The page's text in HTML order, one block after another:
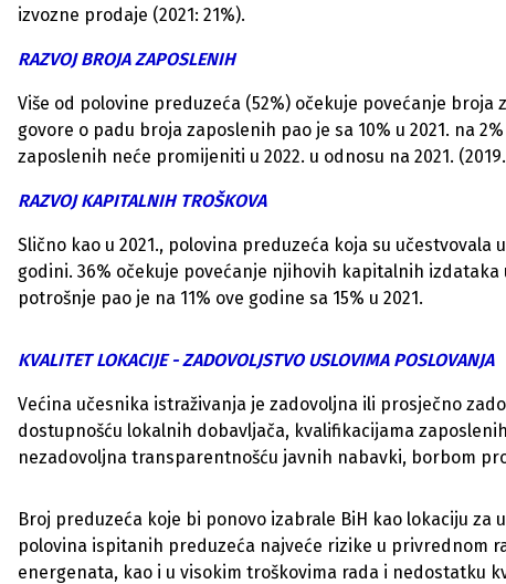
izvozne prodaje (2021: 21%).
RAZVOJ BROJA ZAPOSLENIH
Više od polovine preduzeća (52%) očekuje povećanje broja
govore o padu broja zaposlenih pao je sa 10% u 2021. na
zaposlenih neće promijeniti u 2022. u odnosu na 2021.
RAZVOJ KAPITALNIH TROŠKOVA
Slično kao u 2021., polovina preduzeća koja su
godini. 36% očekuje povećanje njihovih kapitalnih
potrošnje pao je na 11% ove godine sa 15% u 2021.
KVALITET LOKACIJE - ZADOVOLJSTVO USLOVIMA POSLOVANJA
Većina učesnika istraživanja je zadovoljna ili prosječno
dostupnošću lokalnih dobavljača, kvalifikacijama
nezadovoljna transparentnošću javnih nabavki, borbom
Broj preduzeća koje bi ponovo izabrale BiH kao lokaciju za
polovina ispitanih preduzeća najveće rizike u privrednom
energenata, kao i u visokim troškovima rada i nedostatku